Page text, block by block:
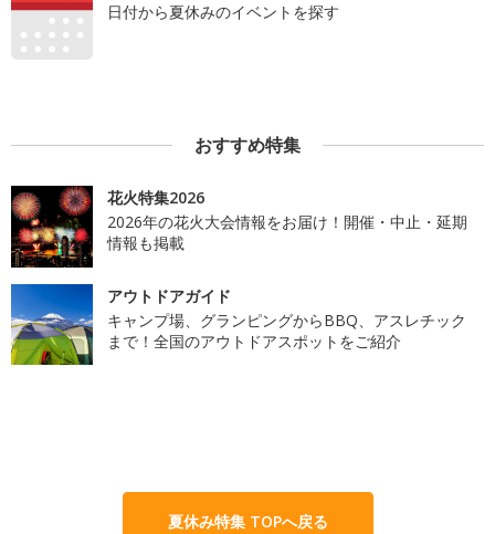
日付から夏休みのイベントを探す
おすすめ特集
花火特集2026
2026年の花火大会情報をお届け！開催・中止・延期
情報も掲載
アウトドアガイド
キャンプ場、グランピングからBBQ、アスレチック
まで！全国のアウトドアスポットをご紹介
夏休み特集 TOPへ戻る